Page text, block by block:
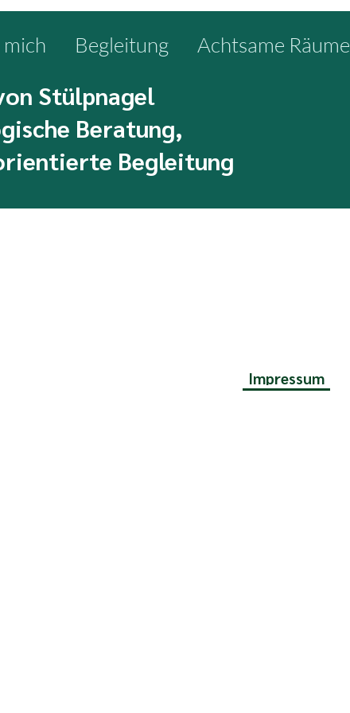
Begleitung Achtsame Räume
Stülpnagel
Beratung,
Begleitung
Impressum